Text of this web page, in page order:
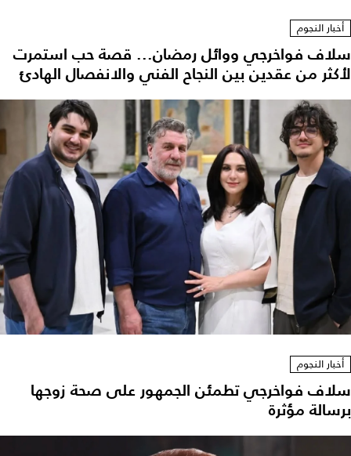
أخبار النجوم
سلاف فواخرجي ووائل رمضان... قصة حب استمرت
لأكثر من عقدين بين النجاح الفني والانفصال الهادئ
أخبار النجوم
سلاف فواخرجي تطمئن الجمهور على صحة زوجها
برسالة مؤثرة